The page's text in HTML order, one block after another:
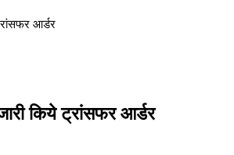
आर्डर
किये ट्रांसफर आर्डर